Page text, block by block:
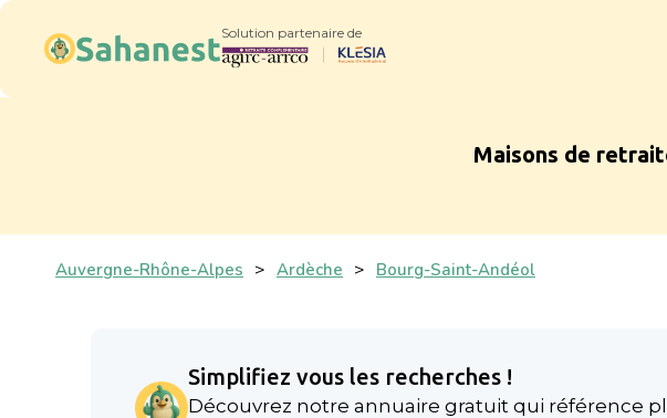
Solution partenaire de
Maisons de
Auvergne-Rhône-Alpes > Ardèche > Bourg-Saint-Andéol
Simplifiez vous les recherches !
Découvrez notre annuaire gratuit qui référence